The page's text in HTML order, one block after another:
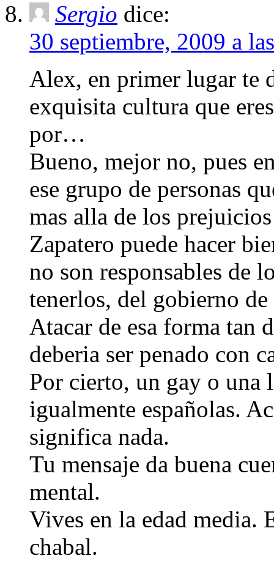
Sergio dice:
30 septiembre, 2009 a
Alex, en primer lugar te
exquisita cultura que
por…
Bueno, mejor no, pues
ese grupo de personas
mas alla de los
Zapatero puede hacer
no son responsables de
tenerlos, del gobierno
Atacar de esa forma tan
deberia ser penado con
Por cierto, un gay o una
igualmente españolas.
significa nada.
Tu mensaje da buena
mental.
Vives en la edad media.
chabal.